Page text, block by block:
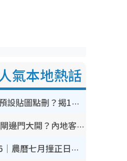
氣本地熱話
WhatsApp預設貼圖點刪？揭1招「反向操作」還原簡潔介面 附3步實測教學
香港山邊鐵閘邊門大開？內地客困惑意義何在！網民神回覆：呢種叫法理性防禦
鬼門開2026｜農曆七月撞正日全食特別邪？專家警告切忌做一事！揭4大禁忌+2招保平安